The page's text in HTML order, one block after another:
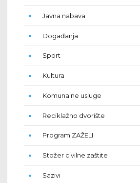
Javna nabava
Događanja
Sport
Kultura
Komunalne usluge
Reciklažno dvorište
Program ZAŽELI
Stožer civilne zaštite
Sazivi